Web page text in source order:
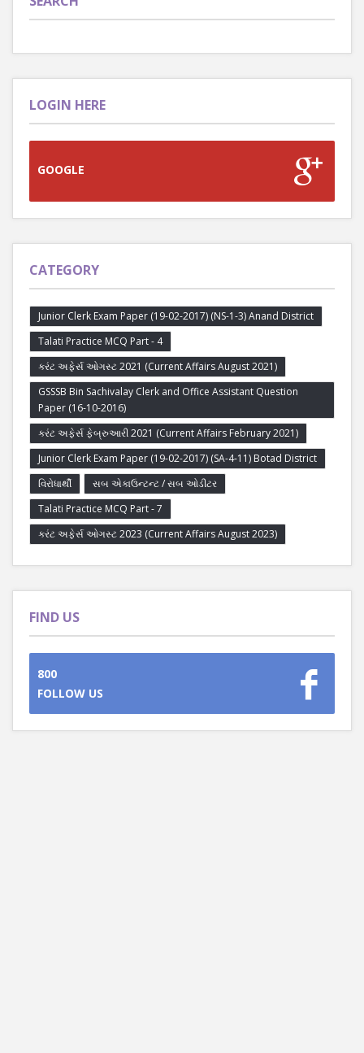
LOGIN HERE
GOOGLE
CATEGORY
Junior Clerk Exam Paper (19-02-2017) (NS-1-3) Anand District
Talati Practice MCQ Part - 4
કરંટ અફેર્સ ઓગસ્ટ 2021 (Current Affairs August 2021)
GSSSB Bin Sachivalay Clerk and Office Assistant Question
Paper (16-10-2016)
કરંટ અફેર્સ ફેબ્રુઆરી 2021 (Current Affairs February 2021)
Junior Clerk Exam Paper (19-02-2017) (SA-4-11) Botad District
વિરોધાર્થી
સબ એકાઉન્ટન્ટ / સબ ઓડીટર
Talati Practice MCQ Part - 7
કરંટ અફેર્સ ઓગસ્ટ 2023 (Current Affairs August 2023)
FIND US
800
FOLLOW US